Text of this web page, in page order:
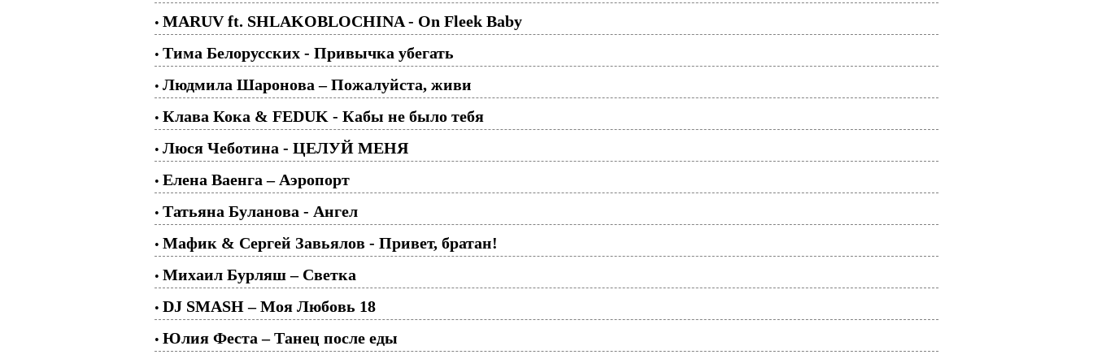
• MARUV ft. SHLAKOBLOCHINA - On Fleek Baby
• Тима Белорусских - Привычка убегать
• Людмила Шаронова – Пожалуйста, живи
• Клава Кока & FEDUK - Кабы не было тебя
• Люся Чеботина - ЦЕЛУЙ МЕНЯ
• Елена Ваенга – Аэропорт
• Татьяна Буланова - Ангел
• Мафик & Сергей Завьялов - Привет, братан!
• Михаил Бурляш – Светка
• DJ SMASH – Моя Любовь 18
• Юлия Феста – Танец после еды